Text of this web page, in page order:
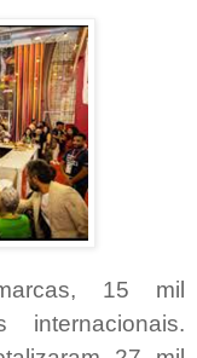
15 mil